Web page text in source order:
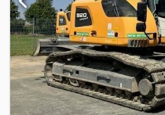
1511/57557 Teslimat koşulları:
için Frank Beck ile iletişime